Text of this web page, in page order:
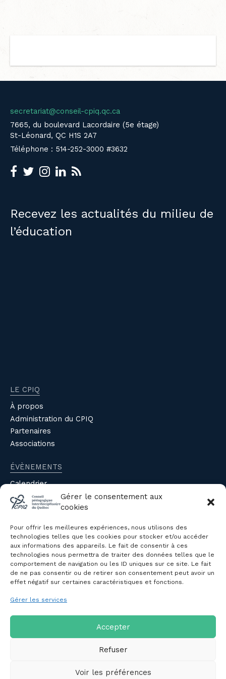
Gérer le consentement aux
cookies
Pour offrir les meilleures expériences, nous utilisons des
technologies telles que les cookies pour stocker et/ou accéder
aux informations des appareils. Le fait de consentir à ces
technologies nous permettra de traiter des données telles que le
comportement de navigation ou les ID uniques sur ce site. Le fait
de ne pas consentir ou de retirer son consentement peut avoir un
effet négatif sur certaines caractéristiques et fonctions.
Gérer les services
Accepter
Refuser
Voir les préférences
secretariat@conseil-cpiq.qc.ca
7665, du boulevard Lacordaire (5e étage)
St-Léonard, QC H1S 2A7
Téléphone : 514-252-3000 #3632
Recevez les actualités du milieu de
l’éducation
LE CPIQ
À propos
Administration du CPIQ
Partenaires
Associations
ÉVÈNEMENTS
Calendrier
Évènements du CPIQ
Revue
Avis et mémoires
Autres publications
NOUS JOINDRE
Politique de confidentialité des
Politique de cookies (CA)